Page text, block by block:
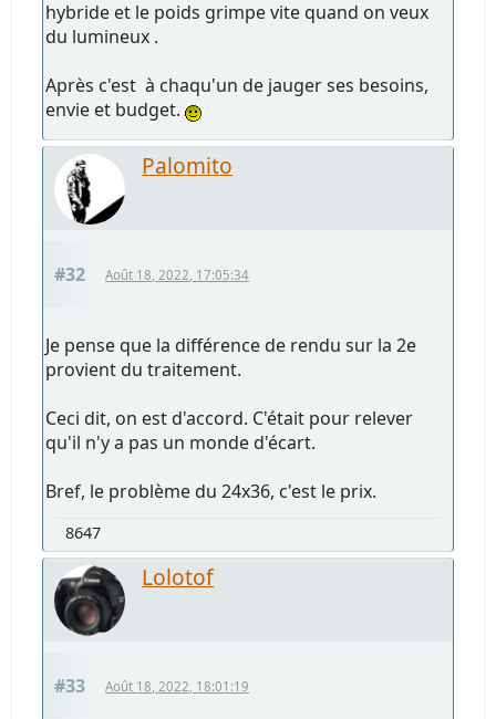
hybride et le poids grimpe vite quand on veux
du lumineux .
Après c'est à chaqu'un de jauger ses besoins,
envie et budget.
Palomito
#32 Août 18, 2022, 17:05:34
Je pense que la différence de rendu sur la 2e
provient du traitement.
Ceci dit, on est d'accord. C'était pour relever
qu'il n'y a pas un monde d'écart.
Bref, le problème du 24x36, c'est le prix.
8647
Lolotof
#33 Août 18, 2022, 18:01:19